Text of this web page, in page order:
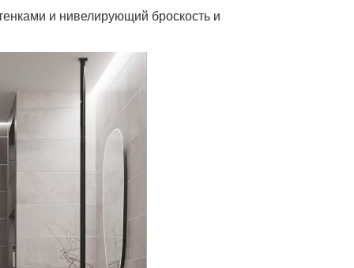
и нивелирующий броскость и